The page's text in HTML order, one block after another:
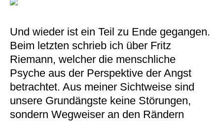
Und wieder ist ein Teil zu Ende gegangen.
Beim letzten schrieb ich über Fritz
Riemann, welcher die menschliche
Psyche aus der Perspektive der Angst
betrachtet. Aus meiner Sichtweise sind
unsere Grundängste keine Störungen,
sondern Wegweiser an den Rändern